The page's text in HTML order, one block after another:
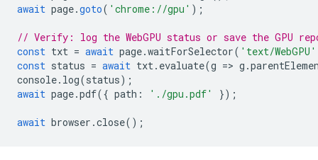
await page.goto( 'chrome://gpu' );
// Verify: log the WebGPU status or save the GPU
const txt = await page.waitForSelector( 'text/WebGPU'
const status = await txt. evaluate(g => g .
console. log(status);
await page.pdf({ path : './gpu.pdf' });
await browser .close();